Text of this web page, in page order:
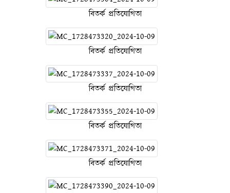
বিতর্ক প্রতিযোগিতা
বিতর্ক প্রতিযোগিতা
বিতর্ক প্রতিযোগিতা
বিতর্ক প্রতিযোগিতা
বিতর্ক প্রতিযোগিতা